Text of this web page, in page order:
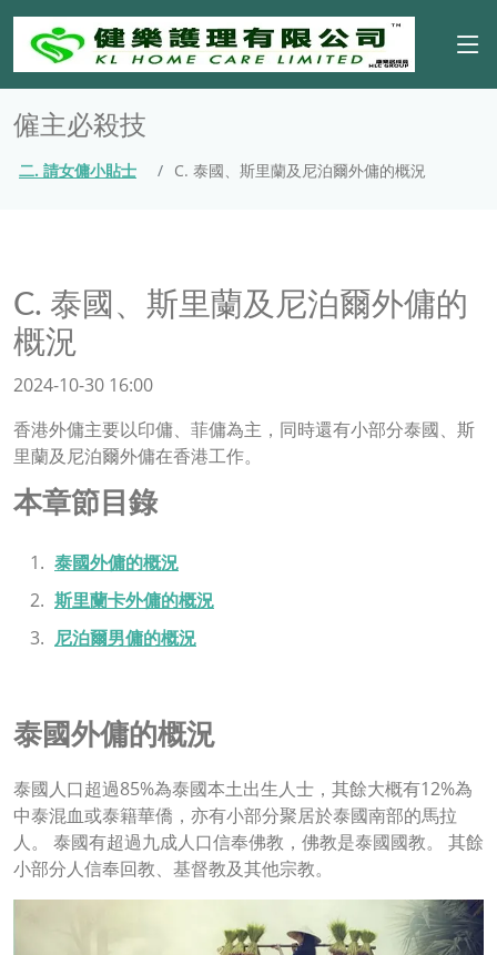
僱主必殺技
二. 請女傭小貼士 C. 泰國、斯里蘭及尼泊爾外傭的概況
C. 泰國、斯里蘭及尼泊爾外傭的
概況
2024-10-30 16:00
香港外傭主要以印傭、菲傭為主，同時還有小部分泰國、斯
里蘭及尼泊爾外傭在香港工作。
本章節目錄
泰國外傭的概況
斯里蘭卡外傭的概況
尼泊爾男傭的概況
泰國外傭的概況
泰國人口超過85%為泰國本土出生人士，其餘大概有12%為
中泰混血或泰籍華僑，亦有小部分聚居於泰國南部的馬拉
人。 泰國有超過九成人口信奉佛教，佛教是泰國國教。 其餘
小部分人信奉回教、基督教及其他宗教。